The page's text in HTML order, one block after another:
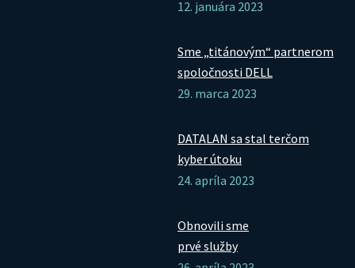
12. januára 2023
Sme „titánovým“ partnerom
spoločnosti DELL
29. marca 2023
DATALAN sa stal terčom
kyber útoku
24. apríla 2023
Obnovili sme
prvé služby